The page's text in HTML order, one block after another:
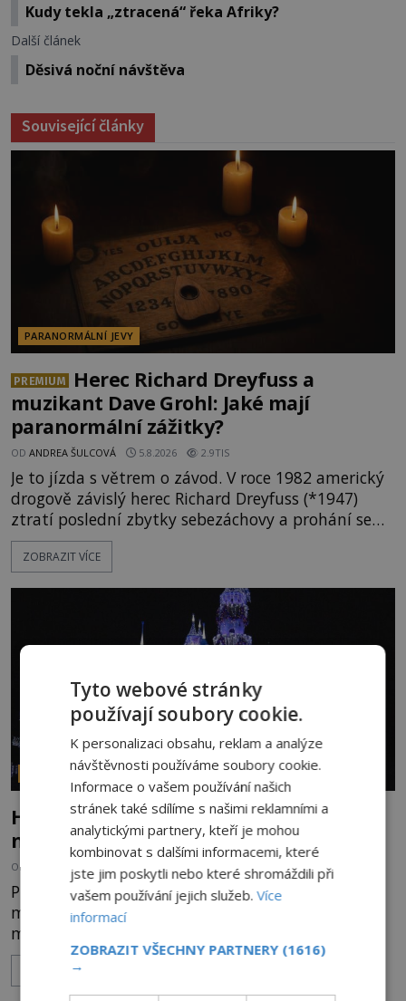
Kudy tekla „ztracená“ řeka Afriky?
Další článek
Děsivá noční návštěva
Související články
PARANORMÁLNÍ JEVY
PREMIUM
Herec Richard Dreyfuss a
muzikant Dave Grohl: Jaké mají
paranormální zážitky?
OD ANDREA ŠULCOVÁ 5.8.2026 2.9TIS
Je to jízda s větrem o závod. V roce 1982 americký
drogově závislý herec Richard Dreyfuss (*1947)
ztratí poslední zbytky sebezáchovy a prohání se
po silnicích ve svém mercedesu jako utržený ze
řetězu. Vše vyvrcholí katastrofou, když to Dreyfuss
následně nalezne schovaný kokain. Tímto
momentem se slavnému
ZOBRAZIT VÍCE
PARANORMÁLNÍ JEVY
Hororové zábavní parky: Straší tu oběti
nehod?
OD 4.8.2026 3.4TIS
Přibližně 60 km po dálnici od Los Angeles leží
město Anaheim. Jeho název většině Evropanů
mnoho neřekne. Ale když se zmíní zdejší
Disneyland, je hned jasno. Zábavní park vyroste na
poklidném místě bývalého sadu pomerančovníků.
Klid tu teď rozhodně nepanuje, park navštíví
ZOBRAZIT VÍCE
Tyto webové stránky
používají soubory cookie.
K personalizaci obsahu, reklam a analýze
návštěvnosti používáme soubory cookie.
Informace o vašem používání našich
stránek také sdílíme s našimi reklamními a
analytickými partnery, kteří je mohou
kombinovat s dalšími informacemi, které
jste jim poskytli nebo které shromáždili při
vašem používání jejich služeb.Více
informací
ZOBRAZIT VŠECHNY PARTNERY (1616)
→